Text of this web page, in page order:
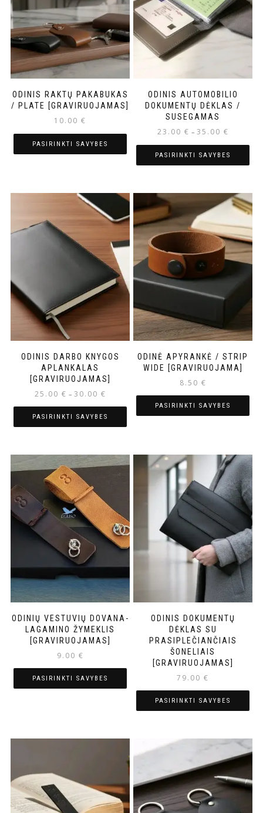
ODINIS RAKTŲ PAKABUKAS
/ PLATE [GRAVIRUOJAMAS]
10.00 €
PASIRINKTI SAVYBES
ODINIS AUTOMOBILIO
DOKUMENTŲ DĖKLAS /
SUSEGAMAS
23.00 € – 35.00 €
PASIRINKTI SAVYBES
ODINIS DARBO KNYGOS
APLANKALAS
[GRAVIRUOJAMAS]
25.00 € – 30.00 €
PASIRINKTI SAVYBES
ODINĖ APYRANKĖ / STRIP
WIDE [GRAVIRUOJAMA]
8.50 €
PASIRINKTI SAVYBES
ODINIŲ VESTUVIŲ DOVANA-
LAGAMINO ŽYMEKLIS
[GRAVIRUOJAMAS]
9.00 €
PASIRINKTI SAVYBES
ODINIS DOKUMENTŲ
DĖKLAS SU
PRASIPLEČIANČIAIS
ŠONELIAIS
[GRAVIRUOJAMAS]
79.00 €
PASIRINKTI SAVYBES